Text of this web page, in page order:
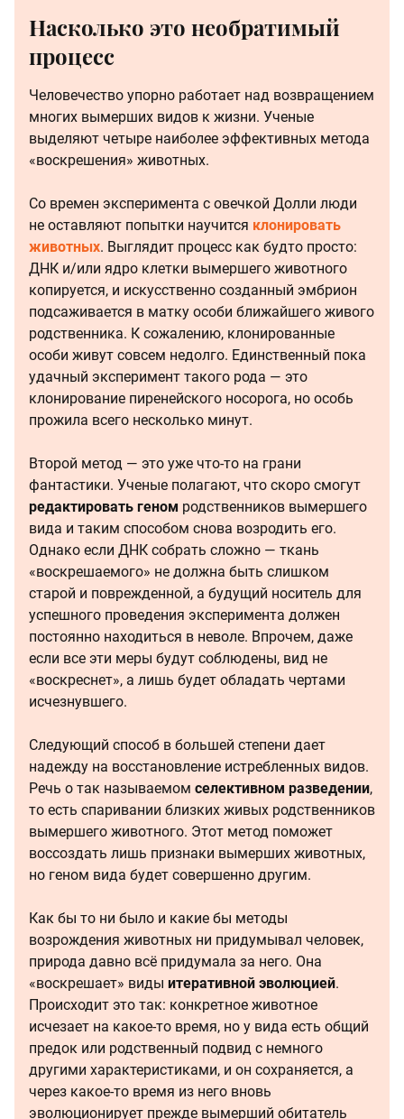
Насколько это необратимый
процесс
Человечество упорно работает над возвращением
многих вымерших видов к жизни. Ученые
выделяют четыре наиболее эффективных метода
«воскрешения» животных.
Со времен эксперимента с овечкой Долли люди
не оставляют попытки научится клонировать
животных. Выглядит процесс как будто просто:
ДНК и/или ядро клетки вымершего животного
копируется, и искусственно созданный эмбрион
подсаживается в матку особи ближайшего живого
родственника. К сожалению, клонированные
особи живут совсем недолго. Единственный пока
удачный эксперимент такого рода — это
клонирование пиренейского носорога, но особь
прожила всего несколько минут.
Второй метод — это уже что-то на грани
фантастики. Ученые полагают, что скоро смогут
редактировать геном родственников вымершего
вида и таким способом снова возродить его.
Однако если ДНК собрать сложно — ткань
«воскрешаемого» не должна быть слишком
старой и поврежденной, а будущий носитель для
успешного проведения эксперимента должен
постоянно находиться в неволе. Впрочем, даже
если все эти меры будут соблюдены, вид не
«воскреснет», а лишь будет обладать чертами
исчезнувшего.
Следующий способ в большей степени дает
надежду на восстановление истребленных видов.
Речь о так называемом селективном разведении,
то есть спаривании близких живых родственников
вымершего животного. Этот метод поможет
воссоздать лишь признаки вымерших животных,
но геном вида будет совершенно другим.
Как бы то ни было и какие бы методы
возрождения животных ни придумывал человек,
природа давно всё придумала за него. Она
«воскрешает» виды итеративной эволюцией.
Происходит это так: конкретное животное
исчезает на какое-то время, но у вида есть общий
предок или родственный подвид с немного
другими характеристиками, и он сохраняется, а
через какое-то время из него вновь
эволюционирует прежде вымерший обитатель